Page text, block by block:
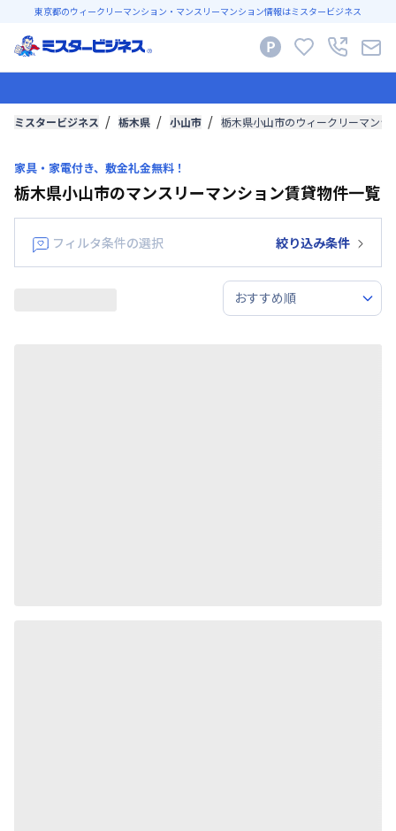
東京都のウィークリーマンション・マンスリーマンション情報はミスタービジネス
ミスタービジネス 栃木県 小山市 栃木県小山市のウィークリーマン
家具・家電付き、敷金礼金無料！
栃木県小山市のマンスリーマンション賃貸物件一覧
フィルタ条件の選択 絞り込み条件